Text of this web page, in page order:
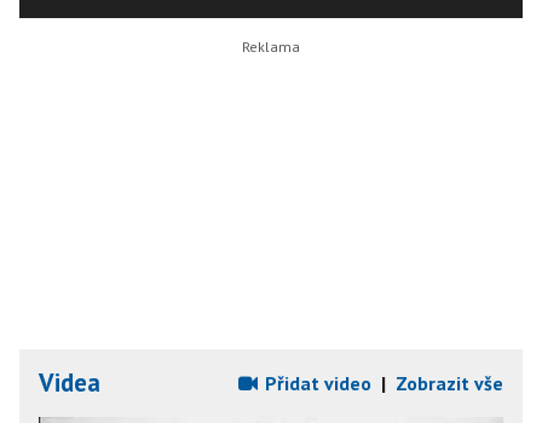
Videa Přidat video | Zobrazit vše